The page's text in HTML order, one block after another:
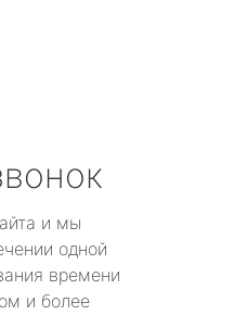
и мы
одной
времени
и более